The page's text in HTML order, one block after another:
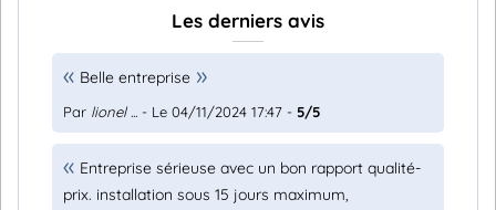
Les derniers avis
Belle entreprise
Par lionel ... - Le 04/11/2024 17:47 - 5/5
Entreprise sérieuse avec un bon rapport qualité-
prix. installation sous 15 jours maximum,